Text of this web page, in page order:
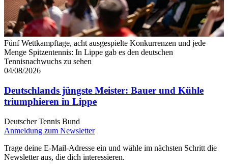
Fünf Wettkampftage, acht ausgespielte Konkurrenzen und jede
Menge Spitzentennis: In Lippe gab es den deutschen
Tennisnachwuchs zu sehen
04/08/2026
Deutschlands jüngste Meister: Bauer und Kühle
triumphieren in Lippe
Deutscher Tennis Bund
Anmeldung zum Newsletter
Trage deine E-Mail-Adresse ein und wähle im nächsten Schritt die
Newsletter aus, die dich interessieren.